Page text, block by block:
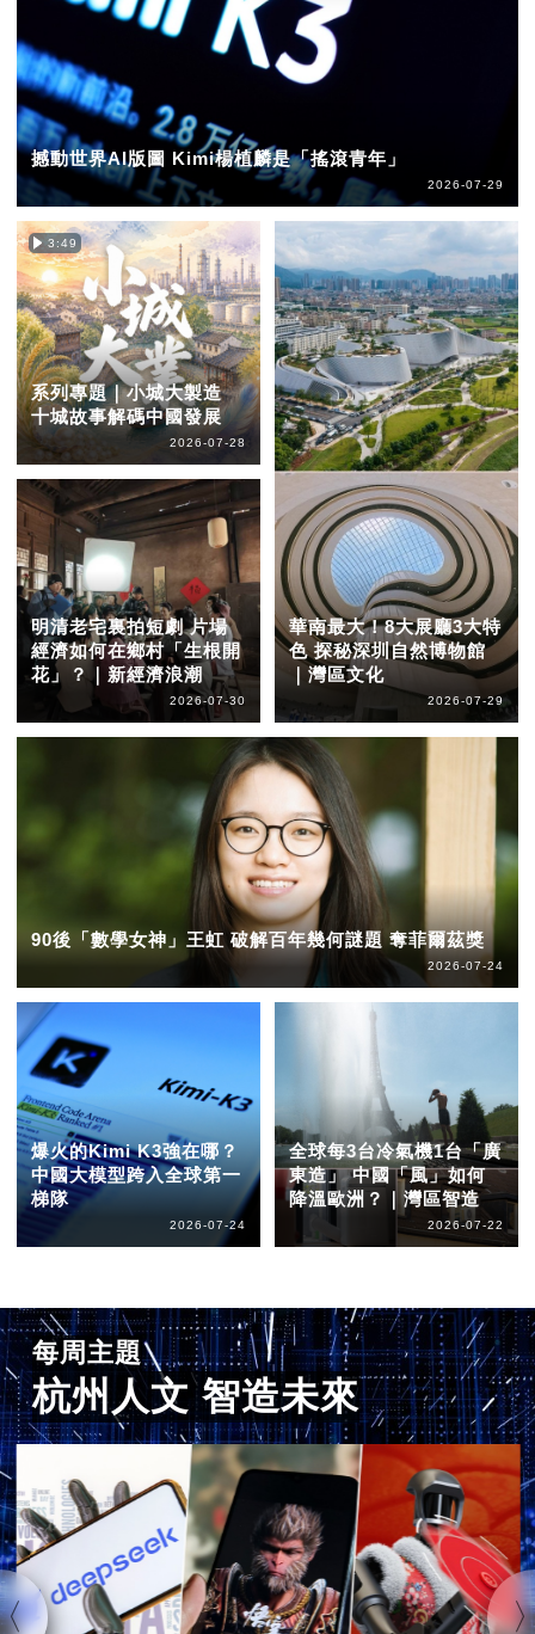
撼動世界AI版圖 Kimi楊植麟是「搖滾青年」
2026-07-29
3:49
系列專題｜小城大製造
十城故事解碼中國發展
2026-07-28
明清老宅裏拍短劇 片場
經濟如何在鄉村「生根開
花」？｜新經濟浪潮
2026-07-30
華南最大！8大展廳3大特
色 探秘深圳自然博物館
｜灣區文化
2026-07-29
90後「數學女神」王虹 破解百年幾何謎題 奪菲爾茲獎
2026-07-24
爆火的Kimi K3強在哪？
中國大模型跨入全球第一
梯隊
2026-07-24
全球每3台冷氣機1台「廣
東造」 中國「風」如何
降溫歐洲？｜灣區智造
2026-07-22
每周主題
杭州人文 智造未來